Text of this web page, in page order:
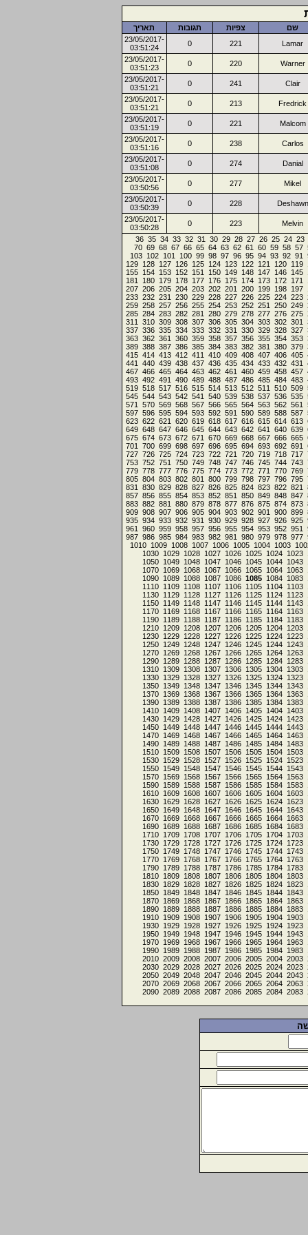
שם צפיות תגובות
תאריך
Lamar
221
0
23/05/2017-
03:51:24
Warner
220
0
23/05/2017-
03:51:23
Clair
241
0
23/05/2017-
03:51:21
Fredrick
213
0
23/05/2017-
03:51:21
Malcom
221
0
23/05/2017-
03:51:19
Carlos
238
0
23/05/2017-
03:51:16
Danial
274
0
23/05/2017-
03:51:08
Mikel
277
0
23/05/2017-
03:50:56
Deshawn
228
0
23/05/2017-
03:50:39
Melvin
223
0
23/05/2017-
03:50:28
23
24
25
26
27
28
29
30
31
32
33
34
35
36
57
58
59
60
61
62
63
64
65
66
67
68
69
70
91
92
93
94
95
96
97
98
99
100
101
102
103
119
120
121
122
123
124
125
126
127
128
129
145
146
147
148
149
150
151
152
153
154
155
171
172
173
174
175
176
177
178
179
180
181
197
198
199
200
201
202
203
204
205
206
207
223
224
225
226
227
228
229
230
231
232
233
249
250
251
252
253
254
255
256
257
258
259
275
276
277
278
279
280
281
282
283
284
285
301
302
303
304
305
306
307
308
309
310
311
327
328
329
330
331
332
333
334
335
336
337
353
354
355
356
357
358
359
360
361
362
363
379
380
381
382
383
384
385
386
387
388
389
405
406
407
408
409
410
411
412
413
414
415
431
432
433
434
435
436
437
438
439
440
441
457
458
459
460
461
462
463
464
465
466
467
483
484
485
486
487
488
489
490
491
492
493
509
510
511
512
513
514
515
516
517
518
519
535
536
537
538
539
540
541
542
543
544
545
561
562
563
564
565
566
567
568
569
570
571
587
588
589
590
591
592
593
594
595
596
597
613
614
615
616
617
618
619
620
621
622
623
639
640
641
642
643
644
645
646
647
648
649
665
666
667
668
669
670
671
672
673
674
675
691
692
693
694
695
696
697
698
699
700
701
717
718
719
720
721
722
723
724
725
726
727
743
744
745
746
747
748
749
750
751
752
753
769
770
771
772
773
774
775
776
777
778
779
795
796
797
798
799
800
801
802
803
804
805
821
822
823
824
825
826
827
828
829
830
831
847
848
849
850
851
852
853
854
855
856
857
873
874
875
876
877
878
879
880
881
882
883
899
900
901
902
903
904
905
906
907
908
909
925
926
927
928
929
930
931
932
933
934
935
951
952
953
954
955
956
957
958
959
960
961
977
978
979
980
981
982
983
984
985
986
987
1003
1004
1005
1006
1007
1008
1009
1010
1023
1024
1025
1026
1027
1028
1029
1030
1043
1044
1045
1046
1047
1048
1049
1050
1063
1064
1065
1066
1067
1068
1069
1070
1083
1084
1085
1086
1087
1088
1089
1090
1103
1104
1105
1106
1107
1108
1109
1110
1123
1124
1125
1126
1127
1128
1129
1130
1143
1144
1145
1146
1147
1148
1149
1150
1163
1164
1165
1166
1167
1168
1169
1170
1183
1184
1185
1186
1187
1188
1189
1190
1203
1204
1205
1206
1207
1208
1209
1210
1223
1224
1225
1226
1227
1228
1229
1230
1243
1244
1245
1246
1247
1248
1249
1250
1263
1264
1265
1266
1267
1268
1269
1270
1283
1284
1285
1286
1287
1288
1289
1290
1303
1304
1305
1306
1307
1308
1309
1310
1323
1324
1325
1326
1327
1328
1329
1330
1343
1344
1345
1346
1347
1348
1349
1350
1363
1364
1365
1366
1367
1368
1369
1370
1383
1384
1385
1386
1387
1388
1389
1390
1403
1404
1405
1406
1407
1408
1409
1410
1423
1424
1425
1426
1427
1428
1429
1430
1443
1444
1445
1446
1447
1448
1449
1450
1463
1464
1465
1466
1467
1468
1469
1470
1483
1484
1485
1486
1487
1488
1489
1490
1503
1504
1505
1506
1507
1508
1509
1510
1523
1524
1525
1526
1527
1528
1529
1530
1543
1544
1545
1546
1547
1548
1549
1550
1563
1564
1565
1566
1567
1568
1569
1570
1583
1584
1585
1586
1587
1588
1589
1590
1603
1604
1605
1606
1607
1608
1609
1610
1623
1624
1625
1626
1627
1628
1629
1630
1643
1644
1645
1646
1647
1648
1649
1650
1663
1664
1665
1666
1667
1668
1669
1670
1683
1684
1685
1686
1687
1688
1689
1690
1703
1704
1705
1706
1707
1708
1709
1710
1723
1724
1725
1726
1727
1728
1729
1730
1743
1744
1745
1746
1747
1748
1749
1750
1763
1764
1765
1766
1767
1768
1769
1770
1783
1784
1785
1786
1787
1788
1789
1790
1803
1804
1805
1806
1807
1808
1809
1810
1823
1824
1825
1826
1827
1828
1829
1830
1843
1844
1845
1846
1847
1848
1849
1850
1863
1864
1865
1866
1867
1868
1869
1870
1883
1884
1885
1886
1887
1888
1889
1890
1903
1904
1905
1906
1907
1908
1909
1910
1923
1924
1925
1926
1927
1928
1929
1930
1943
1944
1945
1946
1947
1948
1949
1950
1963
1964
1965
1966
1967
1968
1969
1970
1983
1984
1985
1986
1987
1988
1989
1990
2003
2004
2005
2006
2007
2008
2009
2010
2023
2024
2025
2026
2027
2028
2029
2030
2043
2044
2045
2046
2047
2048
2049
2050
2063
2064
2065
2066
2067
2068
2069
2070
2083
2084
2085
2086
2087
2088
2089
2090